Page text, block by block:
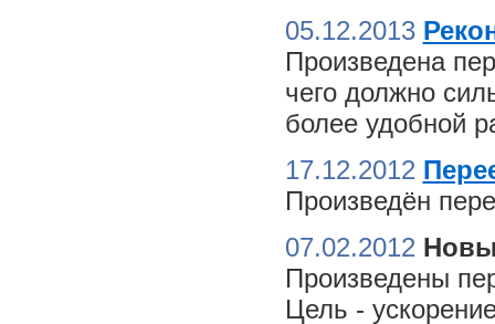
05.12.2013
Произведена
чего должно
более удобной
17.12.2012
Произведён
07.02.2012
Произведены
Цель -